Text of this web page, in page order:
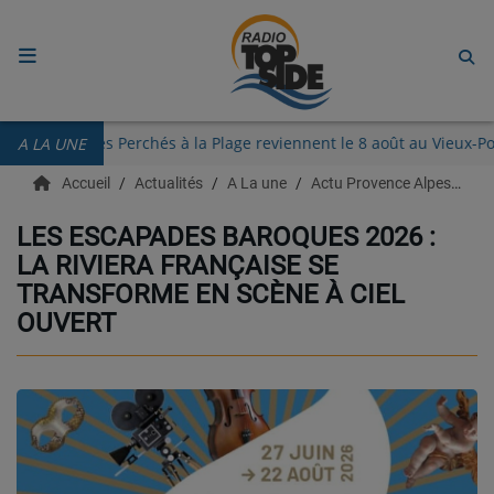
A LA UNE
Les Guinguettes des Perchés à la Plage reviennent le 8 août au
RADIO
ECOUTER
RECHERCHE DE TITRES
TÉLÉCHARGER L'APPLICATION.
EMISSIONS
LIVE DJ
EQUIPES
Accueil Actualités A La une Actu Provence Alpes Côte d'azur
LES ESCAPADES BAROQUES 2026 :
LA RIVIERA FRANÇAISE SE
TRANSFORME EN SCÈNE À CIEL
OUVERT